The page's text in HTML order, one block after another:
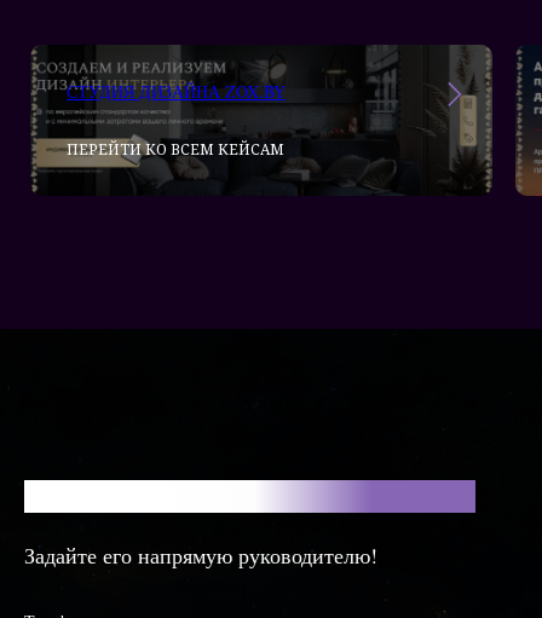
СТУДИЯ ДИЗАЙНА ZOX.BY
ПЕРЕЙТИ КО ВСЕМ КЕЙСАМ